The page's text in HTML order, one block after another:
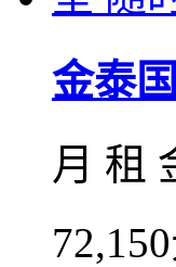
金泰
月 租